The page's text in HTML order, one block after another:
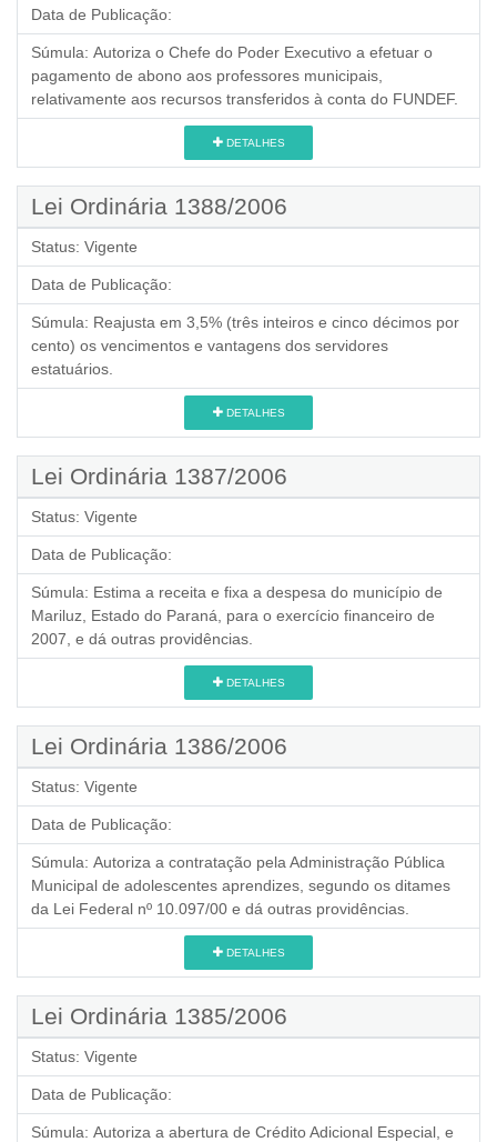
Data de Publicação:
Súmula: Autoriza o Chefe do Poder Executivo a efetuar o
pagamento de abono aos professores municipais,
relativamente aos recursos transferidos à conta do FUNDEF.
DETALHES
Lei Ordinária 1388/2006
Status: Vigente
Data de Publicação:
Súmula: Reajusta em 3,5% (três inteiros e cinco décimos por
cento) os vencimentos e vantagens dos servidores
estatuários.
DETALHES
Lei Ordinária 1387/2006
Status: Vigente
Data de Publicação:
Súmula: Estima a receita e fixa a despesa do município de
Mariluz, Estado do Paraná, para o exercício financeiro de
2007, e dá outras providências.
DETALHES
Lei Ordinária 1386/2006
Status: Vigente
Data de Publicação:
Súmula: Autoriza a contratação pela Administração Pública
Municipal de adolescentes aprendizes, segundo os ditames
da Lei Federal nº 10.097/00 e dá outras providências.
DETALHES
Lei Ordinária 1385/2006
Status: Vigente
Data de Publicação:
Súmula: Autoriza a abertura de Crédito Adicional Especial, e